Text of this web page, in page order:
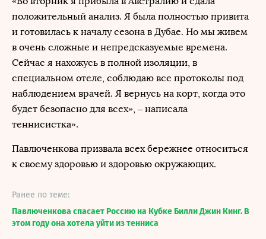
положительный анализ. Я была полностью привита
и готовилась к началу сезона в Дубае. Но мы живем
в очень сложные и непредсказуемые времена.
Сейчас я нахожусь в полной изоляции, в
специальном отеле, соблюдаю все протоколы под
наблюдением врачей. Я вернусь на корт, когда это
будет безопасно для всех», – написала
теннисистка».
Павлюченкова призвала всех бережнее относиться
к своему здоровью и здоровью окружающих.
Ранее по теме:
Павлюченкова спасает Россию на Кубке Билли Джин Кинг. В
этом году она хотела уйти из тенниса